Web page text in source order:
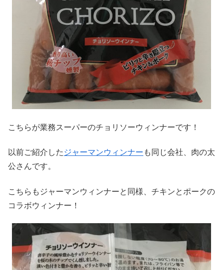
こちらが業務スーパーのチョリソーウィンナーです！
以前ご紹介したジャーマンウィンナーも同じ会社、肉の太
公さんです。
こちらもジャーマンウィンナーと同様、チキンとポークの
コラボウィンナー！